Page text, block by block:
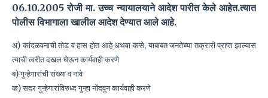
06.10.2005 रोजी मा. उच्च न्यायालयाने आदेश पारीत केले आहेत.त्यात
पोलीस विभागाला खालील आदेश देण्यात आले आहे.
अ) कांदळवनाची तोड व हास होत आहे अथवा कसे, याबाबत जनतेच्या तक्रारी प्राप्त झाल्यास
त्याची त्वरीत दखल घेऊन कार्यवाही करणे
ब) गुन्हेगारांची संख्या व नावे
क) सदर गुन्हेगारांविरुध्द गुन्हा नोंदवून कार्यवाही करणे